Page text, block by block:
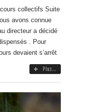
collectifs Suite
avons connue
directeur a décidé
. Pour
devaient s’arrêt
Plus...